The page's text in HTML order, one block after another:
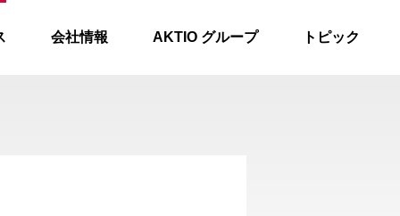
会社情報 AKTIO グループ トピック